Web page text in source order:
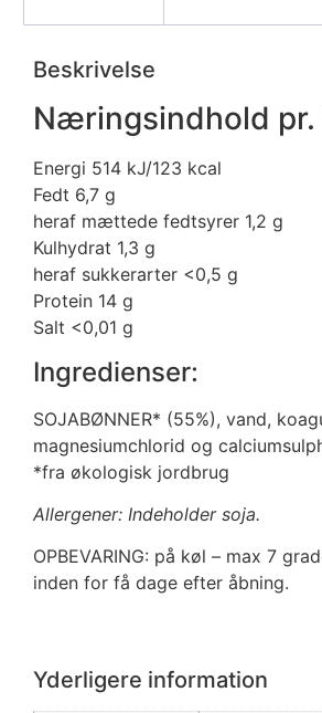
Beskrivelse
Næringsindhold pr.
Energi 514 kJ/123 kcal
Fedt 6,7 g
heraf mættede fedtsyrer 1,2 g
Kulhydrat 1,3 g
heraf sukkerarter <0,5 g
Protein 14 g
Salt <0,01 g
Ingredienser:
SOJABØNNER* (55%), vand,
magnesiumchlorid og
*fra økologisk jordbrug
Allergener: Indeholder soja.
OPBEVARING: på køl – max 7
inden for få dage efter åbning.
Yderligere information